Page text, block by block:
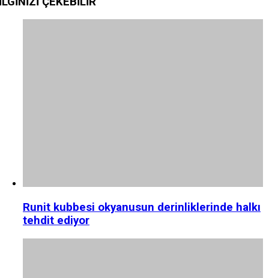
Runit kubbesi okyanusun derinliklerinde halkı
tehdit ediyor